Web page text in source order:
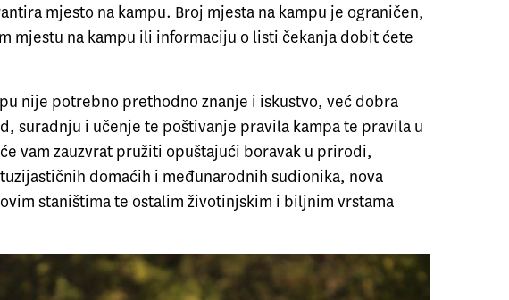
mjesto na kampu. Broj mjesta na kampu je ograničen,
mjestu na kampu ili informaciju o listi čekanja dobit ćete
nije potrebno prethodno znanje i iskustvo, već dobra
suradnju i učenje te poštivanje pravila kampa te pravila u
vam zauzvrat pružiti opuštajući boravak u prirodi,
domaćih i međunarodnih sudionika, nova
staništima te ostalim životinjskim i biljnim vrstama